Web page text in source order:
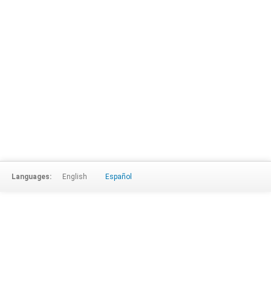
Languages: English Español